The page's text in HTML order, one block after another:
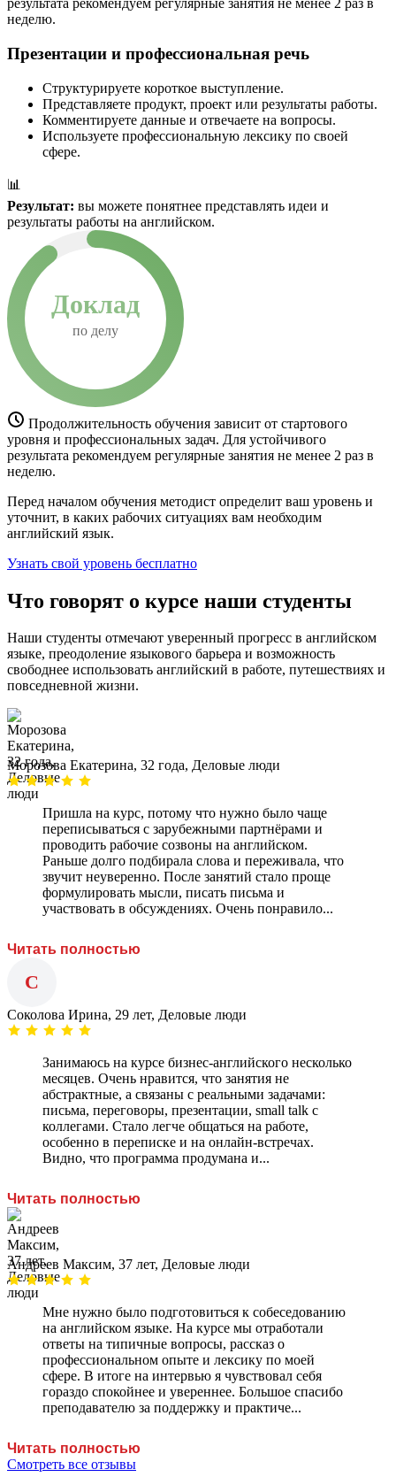
результата рекомендуем регулярные занятия не менее 2 раз в
неделю.
Презентации и профессиональная речь
Структурируете короткое выступление.
Представляете продукт, проект или результаты работы.
Комментируете данные и отвечаете на вопросы.
Используете профессиональную лексику по своей
сфере.
📊
Результат: вы можете понятнее представлять идеи и
результаты работы на английском.
Доклад
по делу
Продолжительность обучения зависит от стартового
уровня и профессиональных задач. Для устойчивого
результата рекомендуем регулярные занятия не менее 2 раз в
неделю.
Перед началом обучения методист определит ваш уровень и
уточнит, в каких рабочих ситуациях вам необходим
английский язык.
Узнать свой уровень бесплатно
Что говорят о курсе наши студенты
Наши студенты отмечают уверенный прогресс в английском
языке, преодоление языкового барьера и возможность
свободнее использовать английский в работе, путешествиях и
повседневной жизни.
Морозова Екатерина, 32 года, Деловые люди
Пришла на курс, потому что нужно было чаще
переписываться с зарубежными партнёрами и
проводить рабочие созвоны на английском.
Раньше долго подбирала слова и переживала, что
звучит неуверенно. После занятий стало проще
формулировать мысли, писать письма и
участвовать в обсуждениях. Очень понравило...
Читать полностью
С
Соколова Ирина, 29 лет, Деловые люди
Занимаюсь на курсе бизнес-английского несколько
месяцев. Очень нравится, что занятия не
абстрактные, а связаны с реальными задачами:
письма, переговоры, презентации, small talk с
коллегами. Стало легче общаться на работе,
особенно в переписке и на онлайн-встречах.
Видно, что программа продумана и...
Читать полностью
Андреев Максим, 37 лет, Деловые люди
Мне нужно было подготовиться к собеседованию
на английском языке. На курсе мы отработали
ответы на типичные вопросы, рассказ о
профессиональном опыте и лексику по моей
сфере. В итоге на интервью я чувствовал себя
гораздо спокойнее и увереннее. Большое спасибо
преподавателю за поддержку и практиче...
Читать полностью
Смотреть все отзывы